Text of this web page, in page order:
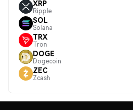
XRP
Ripple
SOL
Solana
TRX
Tron
DOGE
Dogecoin
ZEC
Zcash